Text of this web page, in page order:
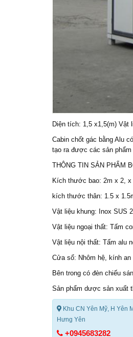
Diện tích: 1,5 x1,5(m) Vật
Cabin chốt gác bằng Alu
tạo ra được các sản
THÔNG TIN SẢN PHẨM
Kích thước bao: 2m x 2, x
kích thước thân: 1.5 x
Vật liệu khung: Inox SUS
Vật liệu ngoại thất: Tấm
Vật liệu nội thất: Tấm alu
Cửa sổ: Nhôm hệ, kính an
Bên trong có đèn chiếu
Sản phẩm dược sản xuất
Khu CN Yên Mỹ, H Yên
Hưng Yên
+0945683282